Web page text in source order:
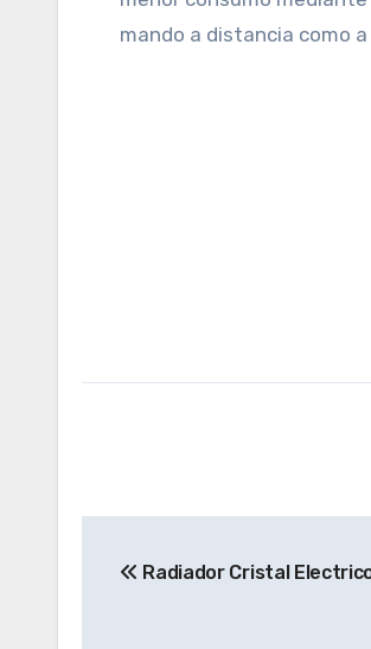
mando a distancia como
de
Radiador Cristal Electrico